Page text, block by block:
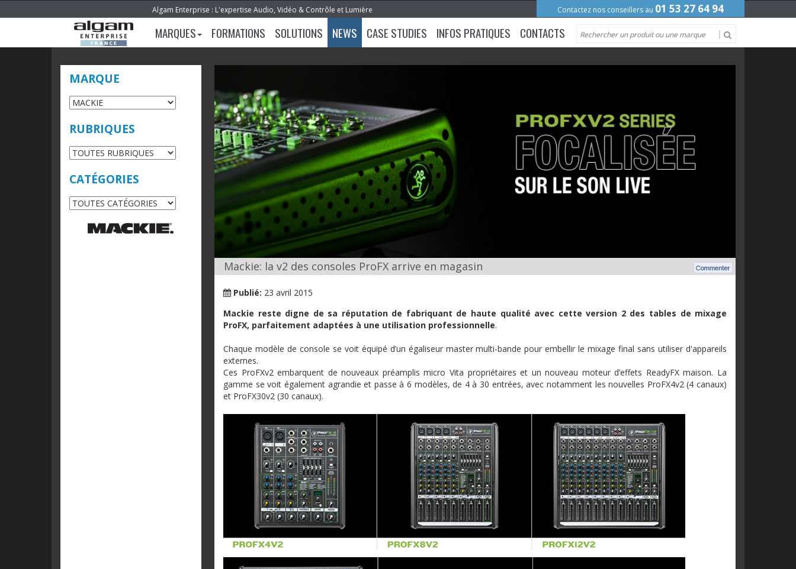
Algam Enterprise : L'expertise Audio, Vidéo & Contrôle et Lumière Contactez nos conseillers au 01 53 27 64 94
MARQUES FORMATIONS SOLUTIONS NEWS CASE STUDIES INFOS PRATIQUES CONTACTS
MARQUE
RUBRIQUES
CATÉGORIES
Mackie: la v2 des consoles ProFX arrive en magasin
Publié: 23 avril 2015
Mackie reste digne de sa réputationde fabriquant de haute qualité avec cette version 2 des tables de mixage
ProFX, parfaitement adaptées à une utilisation professionnelle.
Chaque modèle de console se voit équipé d’un égaliseurmastermulti-bande pourembellir lemixage final sansutiliser d'appareils
externes.
Ces ProFXv2 embarquent de nouveaux préamplis micro Vita propriétaires et un nouveau moteur d’effets ReadyFX maison. La
gamme sevoit également agrandie et passe à 6 modèles, de 4à 30 entrées,avec notammentles nouvelles ProFX4v2 (4 canaux)
et ProFX30v2 (30 canaux).